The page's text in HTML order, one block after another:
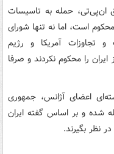
حمله به تاسیسات
است، اما نه تنها شورای
آمریکا و رژیم
را محکوم نکردند و صرفا
اعضای آژانس، جمهوری
شده و بر اساس گفته ایران
نظر بگیرند.